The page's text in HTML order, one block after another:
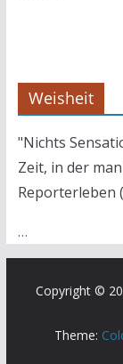
Weisheit
"Nichts
Zeit, in der
Reporterleben
…
Copyright ©
Theme: